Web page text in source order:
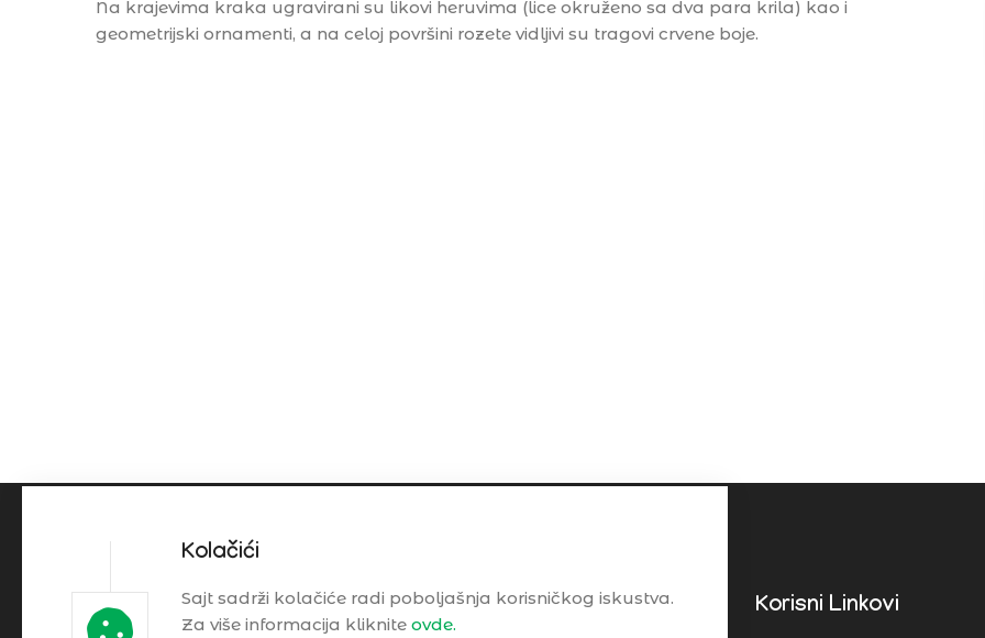
Na krajevima kraka ugravirani su likovi heruvima (lice okruženo sa dva para krila) kao i
geometrijski ornamenti, a na celoj površini rozete vidljivi su tragovi crvene boje.
Kolačići
Sajt sadrži kolačiće radi poboljašnja korisničkog iskustva.
Za više informacija kliknite ovde.
Dokumenta Korisni Linkovi